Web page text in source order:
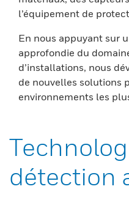
l’équipement de
En nous appuyant sur
approfondie du
d’installations, nous
de nouvelles solutions
environnements les
détection